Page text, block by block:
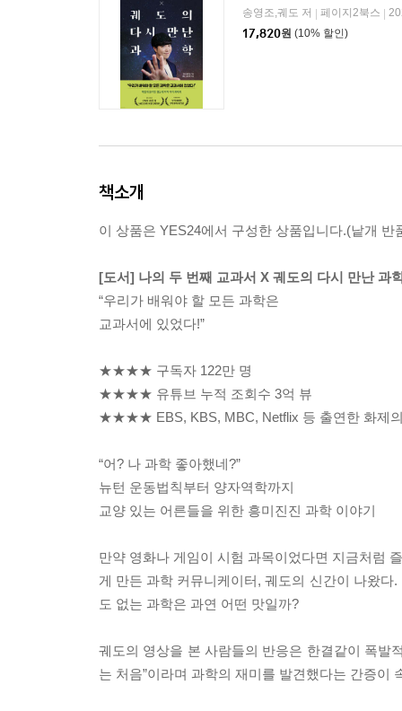
송영조,궤도 저 페이지2북스
17,820원 (10% 할인)
책소개
이 상품은 YES24에서 구성한 상품입니다.(낱개 반
[도서] 나의 두 번째 교과서 X 궤도의 다시 만난 과
“우리가 배워야 할 모든 과학은
교과서에 있었다!”
★★★★ 구독자 122만 명
★★★★ 유튜브 누적 조회수 3억 뷰
★★★★ EBS, KBS, MBC, Netflix 등 출연한 화제
“어? 나 과학 좋아했네?”
뉴턴 운동법칙부터 양자역학까지
교양 있는 어른들을 위한 흥미진진 과학 이야기
만약 영화나 게임이 시험 과목이었다면 지금처럼
게 만든 과학 커뮤니케이터, 궤도의 신간이 나왔다
도 없는 과학은 과연 어떤 맛일까?
궤도의 영상을 본 사람들의 반응은 한결같이 폭발
는 처음”이라며 과학의 재미를 발견했다는 간증이